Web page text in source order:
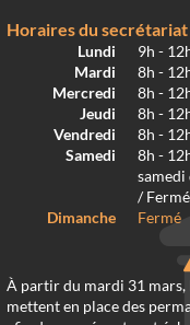
Horaires du secrétariat
Lundi
9h -
Mardi
8h -
Mercredi
8h -
Jeudi
8h -
Vendredi
8h -
Samedi
8h -
/
Dimanche
Fermé
À partir du mardi 31 mars,
mettent en place des